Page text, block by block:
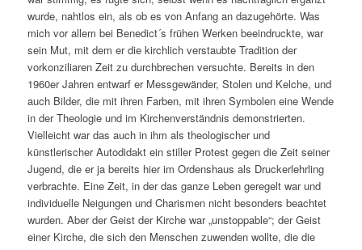
wurde, nahtlos ein, als ob es von Anfang an dazugehörte. Was
mich vor allem bei Benedict´s frühen Werken beeindruckte, war
sein Mut, mit dem er die kirchlich verstaubte Tradition der
vorkonziliaren Zeit zu durchbrechen versuchte. Bereits in den
1960er Jahren entwarf er Messgewänder, Stolen und Kelche, und
auch Bilder, die mit ihren Farben, mit ihren Symbolen eine Wende
in der Theologie und im Kirchenverständnis demonstrierten.
Vielleicht war das auch in ihm als theologischer und
künstlerischer Autodidakt ein stiller Protest gegen die Zeit seiner
Jugend, die er ja bereits hier im Ordenshaus als Druckerlehrling
verbrachte. Eine Zeit, in der das ganze Leben geregelt war und
individuelle Neigungen und Charismen nicht besonders beachtet
wurden. Aber der Geist der Kirche war „unstoppable“; der Geist
einer Kirche, die sich den Menschen zuwenden wollte, die die